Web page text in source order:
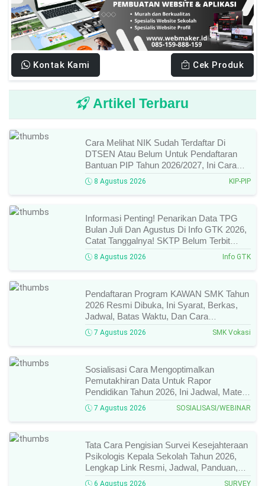
Kontak Kami Cek Produk
Artikel Terbaru
Cara Melihat NIK Sudah Terdaftar Di
DTSEN Atau Belum Untuk Pendaftaran
Bantuan PIP Tahun 2026/2027, Ini Cara
Cek Dan Syarat Perubahan Desil!
8 Agustus 2026 KIP-PIP
Informasi Penting! Penarikan Data TPG
Bulan Juli Dan Agustus Di Info GTK 2026,
Catat Tanggalnya! SKTP Belum Terbit
Januari–Juni, Ini Prosesnya!
8 Agustus 2026 Info GTK
Pendaftaran Program KAWAN SMK Tahun
2026 Resmi Dibuka, Ini Syarat, Berkas,
Jadwal, Batas Waktu, Dan Cara
Pendaftarannya!
7 Agustus 2026 SMK Vokasi
Sosialisasi Cara Mengoptimalkan
Pemutakhiran Data Untuk Rapor
Pendidikan Tahun 2026, Ini Jadwal, Materi,
Narasumber, Dan Link Mengikutinya!
7 Agustus 2026 SOSIALISASI/WEBINAR
Tata Cara Pengisian Survei Kesejahteraan
Psikologis Kepala Sekolah Tahun 2026,
Lengkap Link Resmi, Jadwal, Panduan,
Dan Hal Yang Wajib Diperhatikan!
6 Agustus 2026 SURVEY